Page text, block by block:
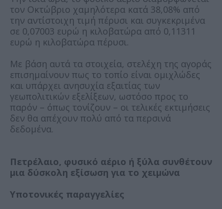
τον Οκτώβριο χαμηλότερα κατά 38,08% από
την αντίστοιχη τιμή πέρυσι και συγκεκριμένα
σε 0,07003 ευρώ η κιλοβατώρα από 0,11311
ευρώ η κιλοβατώρα πέρυσι.
Με βάση αυτά τα στοιχεία, στελέχη της αγοράς
επισημαίνουν πως το τοπίο είναι ομιχλώδες
και υπάρχει ανησυχία εξαιτίας των
γεωπολιτικών εξελίξεων, ωστόσο προς το
παρόν – όπως τονίζουν – οι τελικές εκτιμήσεις
δεν θα απέχουν πολύ από τα περσινά
δεδομένα.
Πετρέλαιο, φυσικό αέριο ή ξύλα συνθέτουν
μια δύσκολη εξίσωση για το χειμώνα
Υποτονικές παραγγελίες